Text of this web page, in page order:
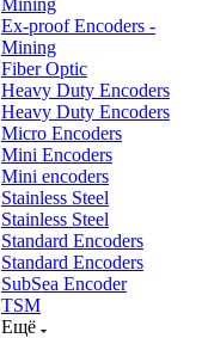
Mining
Ex-proof Encoders -
Mining
Fiber Optic
Heavy Duty Encoders
Heavy Duty Encoders
Micro Encoders
Mini Encoders
Mini encoders
Stainless Steel
Stainless Steel
Standard Encoders
Standard Encoders
SubSea Encoder
TSM
Ещё